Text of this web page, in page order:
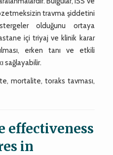
travma şiddetini
olduğunu ortaya
içi triyaj ve klinik karar
erken tanı ve etkili
sağlayabilir.
mortalite, toraks tavması,
effectiveness
in